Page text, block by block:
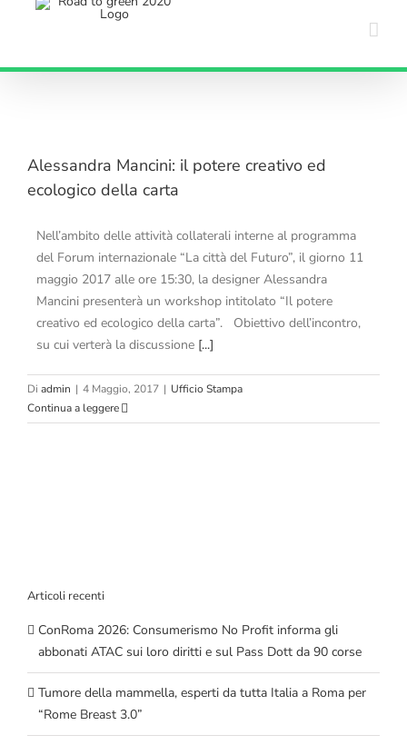
Alessandra Mancini: il potere creativo ed
ecologico della carta
Nell’ambito delle attività collaterali interne al programma
del Forum internazionale “La città del Futuro”, il giorno 11
maggio 2017 alle ore 15:30, la designer Alessandra
Mancini presenterà un workshop intitolato “Il potere
creativo ed ecologico della carta”. Obiettivo dell’incontro,
su cui verterà la discussione [...]
Di admin | 4 Maggio, 2017 | Ufficio Stampa
Continua a leggere
Articoli recenti
ConRoma 2026: Consumerismo No Profit informa gli
abbonati ATAC sui loro diritti e sul Pass Dott da 90 corse
Tumore della mammella, esperti da tutta Italia a Roma per
“Rome Breast 3.0”